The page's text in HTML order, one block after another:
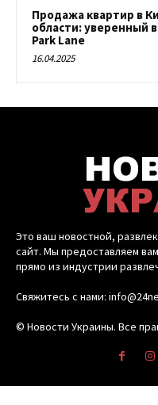
Продажа квартир в
области: уверенный
Park Lane
16.04.2025
Это ваш новостной,
сайт. Мы предоставляем
прямо из индустрии
Свяжитесь с нами:
© Новости Украины. Все